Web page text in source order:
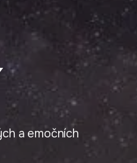
a emočních